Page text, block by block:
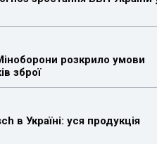
розкрило умови
зброї
в Україні: уся продукція